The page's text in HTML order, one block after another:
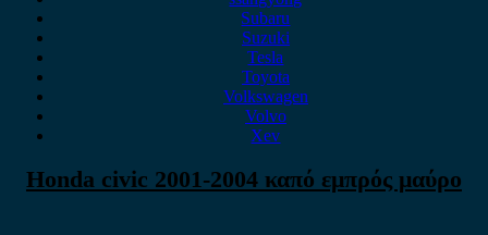
Subaru
Suzuki
Tesla
Toyota
Volkswagen
Volvo
Xev
Honda civic 2001-2004 καπό εμπρός μαύρο